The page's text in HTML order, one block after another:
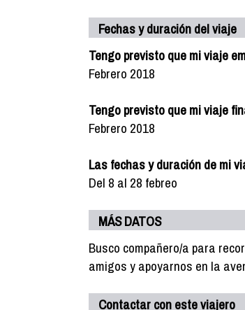
Fechas y duración del viaje
Tengo previsto que mi viaje
Febrero 2018
Tengo previsto que mi viaje
Febrero 2018
Las fechas y duración de mi
Del 8 al 28 febreo
MÁS DATOS
Busco compañero/a para
amigos y apoyarnos en la
Contactar con este viajero